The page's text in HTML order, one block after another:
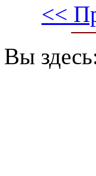
<<
Вы